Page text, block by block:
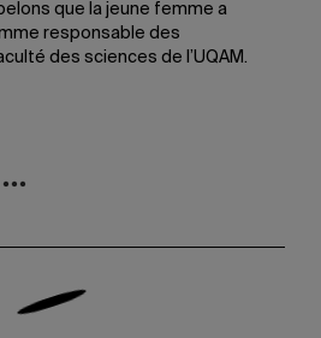
que la jeune femme a
responsable des
des sciences de l’UQAM.